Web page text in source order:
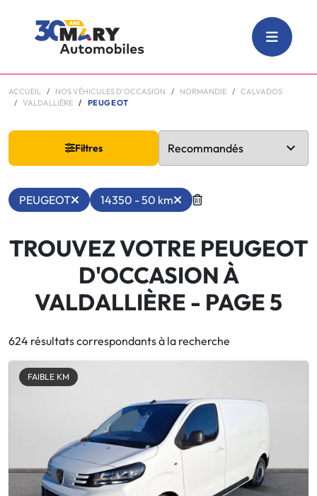
ACCUEIL NOS VÉHICULES D'OCCASION NORMANDIE
CALVADOS
VALDALLIÈRE
PEUGEOT
Filtres
PEUGEOT 14350 - 50 km
TROUVEZ VOTRE PEUGEOT
D'OCCASION À
VALDALLIÈRE - PAGE 5
624 résultats correspondants à la recherche
FAIBLE KM